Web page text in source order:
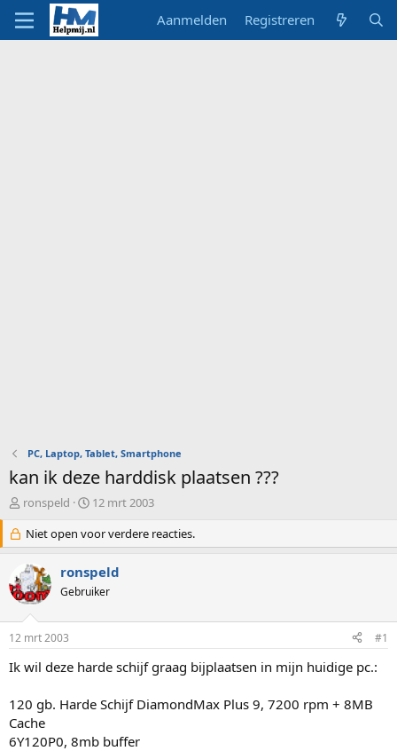
Aanmelden Registreren
PC, Laptop, Tablet, Smartphone
kan ik deze harddisk plaatsen ???
O
d
e
r
w
e
s
t
a
t
e
r
ronspeld
S
a
r
d
a
m
12 mrt 2003
Niet open voor verdere reacties.
ronspeld
Gebruiker
12 mrt 2003 #1
Ik wil deze harde schijf graag bijplaatsen in mijn huidige pc.:
120 gb. Harde Schijf DiamondMax Plus 9, 7200 rpm + 8MB
Cache
6Y120P0, 8mb buffer